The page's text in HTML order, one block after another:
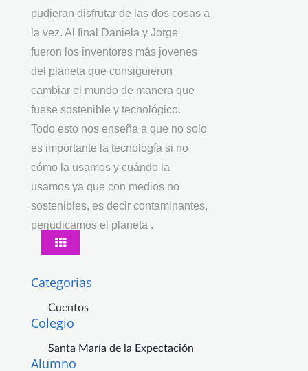
pudieran disfrutar de las dos cosas a
la vez. Al final Daniela y Jorge
fueron los inventores más jovenes
del planeta que consiguieron
cambiar el mundo de manera que
fuese sostenible y tecnológico.
Todo esto nos enseña a que no solo
es importante la tecnología si no
cómo la usamos y cuándo la
usamos ya que con medios no
sostenibles, es decir contaminantes,
perjudicamos el planeta .
Categorias
Cuentos
Colegio
Santa María de la Expectación
Alumno